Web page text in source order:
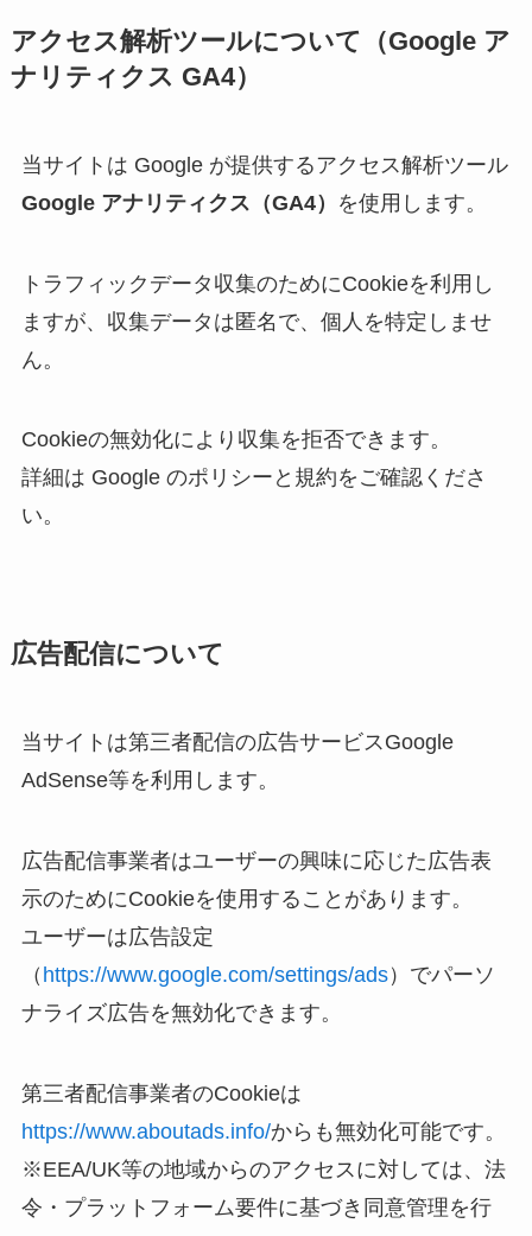
アクセス解析ツールについて（Google ア
ナリティクス GA4）
当サイトは Google が提供するアクセス解析ツール
Google アナリティクス（GA4）
を使用します。
トラフィックデータ収集のためにCookieを利用し
ますが、収集データは匿名で、個人を特定しませ
ん。
Cookieの無効化により収集を拒否できます。
詳細は Google のポリシーと規約をご確認くださ
い。
広告配信について
当サイトは第三者配信の広告サービスGoogle
AdSense等を利用します。
広告配信事業者はユーザーの興味に応じた広告表
示のためにCookieを使用することがあります。
ユーザーは広告設定
（ https://www.google.com/settings/ads）でパーソ
ナライズ広告を無効化できます。
第三者配信事業者のCookieは
https://www.aboutads.info/からも無効化可能です。
※EEA/UK等の地域からのアクセスに対しては、法
令・プラットフォーム要件に基づき同意管理を行